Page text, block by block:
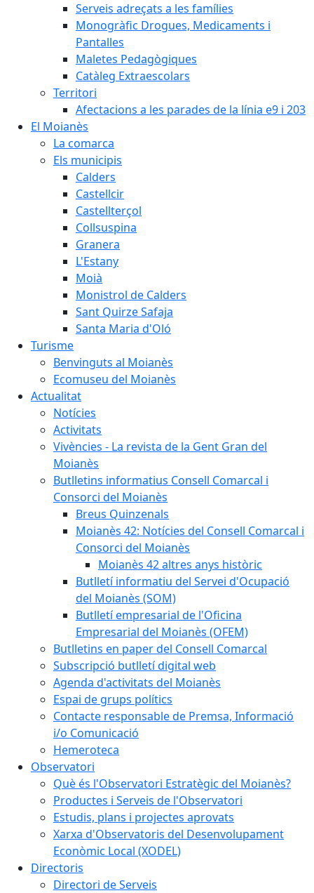
Serveis adreçats a les famílies
Monogràfic Drogues, Medicaments i
Pantalles
Maletes Pedagògiques
Catàleg Extraescolars
Territori
Afectacions a les parades de la línia e9 i 203
El Moianès
La comarca
Els municipis
Calders
Castellcir
Castellterçol
Collsuspina
Granera
L'Estany
Moià
Monistrol de Calders
Sant Quirze Safaja
Santa Maria d'Oló
Turisme
Benvinguts al Moianès
Ecomuseu del Moianès
Actualitat
Notícies
Activitats
Vivències - La revista de la Gent Gran del
Moianès
Butlletins informatius Consell Comarcal i
Consorci del Moianès
Breus Quinzenals
Moianès 42: Notícies del Consell Comarcal i
Consorci del Moianès
Moianès 42 altres anys històric
Butlletí informatiu del Servei d'Ocupació
del Moianès (SOM)
Butlletí empresarial de l'Oficina
Empresarial del Moianès (OFEM)
Butlletins en paper del Consell Comarcal
Subscripció butlletí digital web
Agenda d'activitats del Moianès
Espai de grups polítics
Contacte responsable de Premsa, Informació
i/o Comunicació
Hemeroteca
Observatori
Què és l'Observatori Estratègic del Moianès?
Productes i Serveis de l'Observatori
Estudis, plans i projectes aprovats
Xarxa d'Observatoris del Desenvolupament
Econòmic Local (XODEL)
Directoris
Directori de Serveis